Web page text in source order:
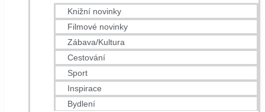
Knižní novinky
Filmové novinky
Zábava/Kultura
Cestování
Sport
Inspirace
Bydlení